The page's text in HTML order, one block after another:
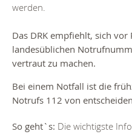
werden.
Das DRK empfiehlt, sich vor
landesüblichen
vertraut zu machen.
Bei einem Notfall ist die
Notrufs 112 von
So geht`s: Die wichtigste